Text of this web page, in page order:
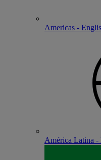
Americas -
América Latina -